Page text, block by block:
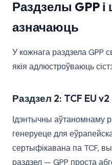
Раздзелы GPP
азначаюць
У кожнага раздзела GPP
якія адлюстроўваюць
Раздзел 2: TCF EU v2
Ідэнтычны аўтаномнаму
генеруеце для
сертыфікавана па TCF,
раздзел — GPP проста